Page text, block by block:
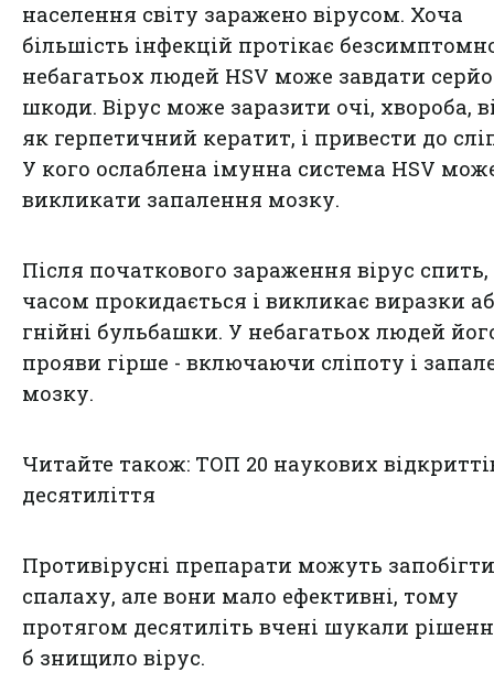
населення світу заражено вірусом. Хоча
більшість інфекцій протікає
небагатьох людей HSV може завдати
шкоди. Вірус може заразити очі, хвороба,
як герпетичний кератит, і привести до
У кого ослаблена імунна система HSV
викликати запалення мозку.
Після початкового зараження вірус спить,
часом прокидається і викликає виразки
гнійні бульбашки. У небагатьох людей
прояви гірше - включаючи сліпоту і
мозку.
Читайте також: ТОП 20 наукових
десятиліття
Противірусні препарати можуть
спалаху, але вони мало ефективні, тому
протягом десятиліть вчені шукали
б знищило вірус.